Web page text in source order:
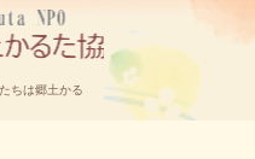
ちは郷土かる